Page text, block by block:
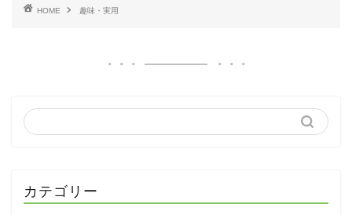
HOME 趣味・実用
カテゴリー